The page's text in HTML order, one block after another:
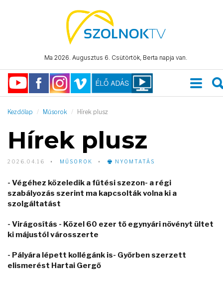
Ma 2026. Augusztus 6. Csütörtök, Berta napja van.
Kezdőlap Műsorok Hírek plusz
Hírek plusz
2026.04.16 MŰSOROK NYOMTATÁS
- Végéhez közeledik a fűtési szezon- a régi
szabályozás szerint ma kapcsolták volna ki a
szolgáltatást
- Virágosítás - Közel 60 ezer tő egynyári növényt ültet
ki májustól városszerte
- Pályára lépett kollégánk is- Győrben szerzett
elismerést Hartai Gergő